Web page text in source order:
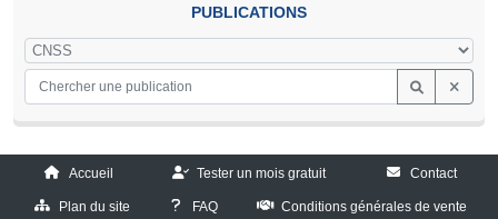
PUBLICATIONS
Accueil Tester un mois gratuit Contact
Plan du site FAQ Conditions générales de vente